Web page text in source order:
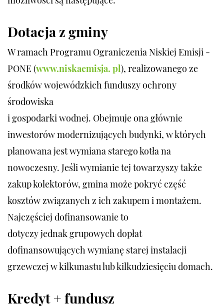
Dotacja z gminy
W ramach Programu Ograniczenia Niskiej Emisji -
PONE (www.niskaemisja. pl), realizowanego ze
środków wojewódzkich funduszy ochrony
środowiska
i gospodarki wodnej. Obejmuje ona głównie
inwestorów modernizujących budynki, w których
planowana jest wymiana starego kotła na
nowoczesny. Jeśli wymianie tej towarzyszy także
zakup kolektorów, gmina może pokryć część
kosztów związanych z ich zakupem i montażem.
Najczęściej dofinansowanie to
dotyczy jednak grupowych dopłat
dofinansowujących wymianę starej instalacji
grzewczej w kilkunastu lub kilkudziesięciu domach.
Kredyt + fundusz